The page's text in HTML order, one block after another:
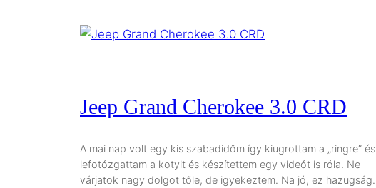
Jeep Grand Cherokee 3.0 CRD
A mai nap volt egy kis szabadidőm így kiugrottam a „ringre” és
lefotózgattam a kotyit és készítettem egy videót is róla. Ne
várjatok nagy dolgot tőle, de igyekeztem. Na jó, ez hazugság.